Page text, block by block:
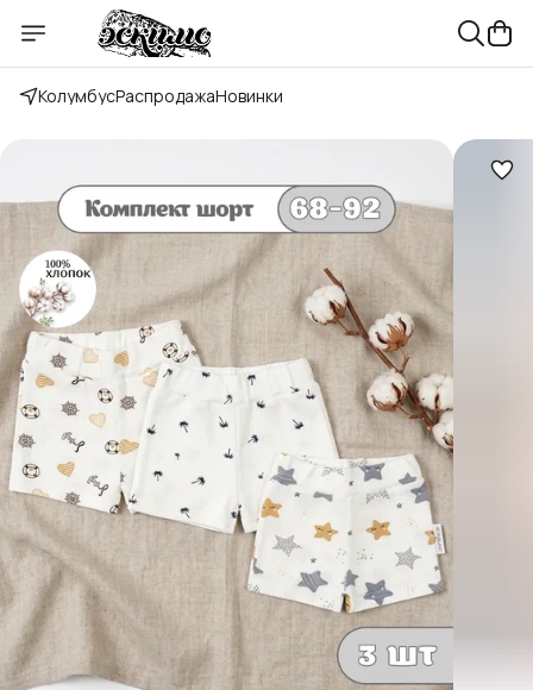
КолумбусРаспродажаНовинки